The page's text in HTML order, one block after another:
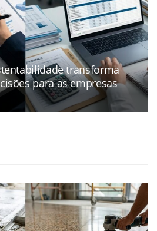
transforma
para as empresas